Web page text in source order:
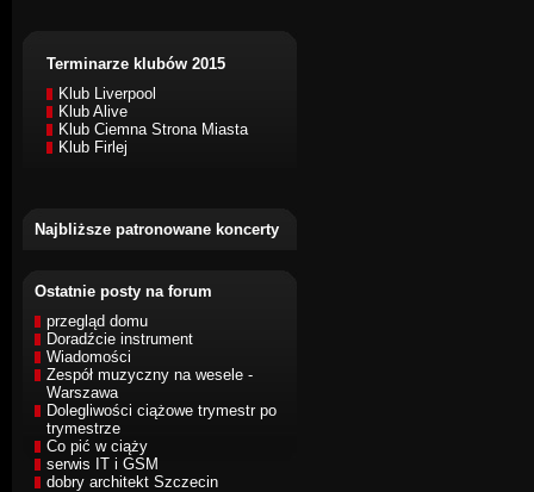
Terminarze klubów 2015
Klub Liverpool
Klub Alive
Klub Ciemna Strona Miasta
Klub Firlej
Najbliższe patronowane koncerty
Ostatnie posty na forum
przegląd domu
Doradźcie instrument
Wiadomości
Zespół muzyczny na wesele -
Warszawa
Dolegliwości ciążowe trymestr po
trymestrze
Co pić w ciąży
serwis IT i GSM
dobry architekt Szczecin